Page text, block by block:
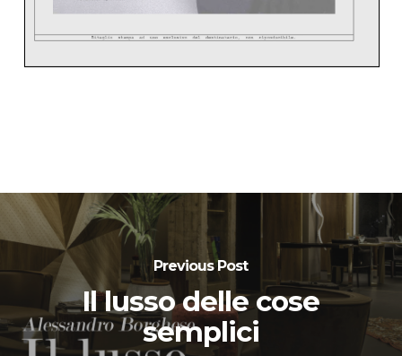
Previous Post
Il lusso delle cose
semplici